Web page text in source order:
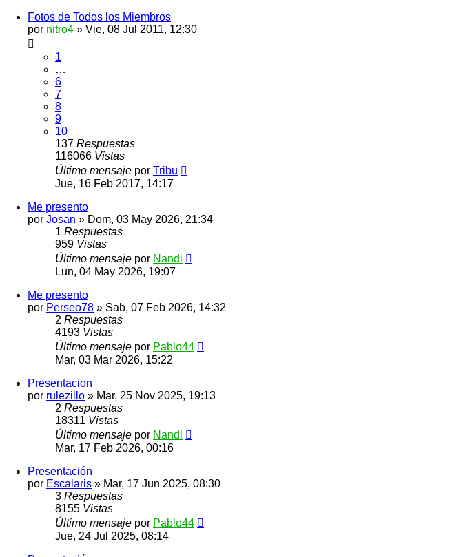
Fotos de Todos los Miembros
por nitro4 » Vie, 08 Jul 2011, 12:30
1
…
6
7
8
9
10
137 Respuestas
116066 Vistas
Último mensaje por Tribu
Jue, 16 Feb 2017, 14:17
Me presento
por Josan » Dom, 03 May 2026, 21:34
1 Respuestas
959 Vistas
Último mensaje por Nandi
Lun, 04 May 2026, 19:07
Me presento
por Perseo78 » Sab, 07 Feb 2026, 14:32
2 Respuestas
4193 Vistas
Último mensaje por Pablo44
Mar, 03 Mar 2026, 15:22
Presentacion
por rulezillo » Mar, 25 Nov 2025, 19:13
2 Respuestas
18311 Vistas
Último mensaje por Nandi
Mar, 17 Feb 2026, 00:16
Presentación
por Escalaris » Mar, 17 Jun 2025, 08:30
3 Respuestas
8155 Vistas
Último mensaje por Pablo44
Jue, 24 Jul 2025, 08:14